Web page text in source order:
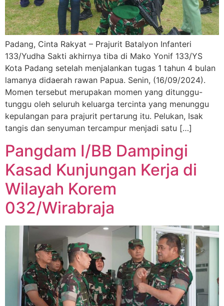
Padang, Cinta Rakyat – Prajurit Batalyon Infanteri
133/Yudha Sakti akhirnya tiba di Mako Yonif 133/YS
Kota Padang setelah menjalankan tugas 1 tahun 4 bulan
lamanya didaerah rawan Papua. Senin, (16/09/2024).
Momen tersebut merupakan momen yang ditunggu-
tunggu oleh seluruh keluarga tercinta yang menunggu
kepulangan para prajurit pertarung itu. Pelukan, Isak
tangis dan senyuman tercampur menjadi satu […]
Pangdam I/BB Dampingi
Kasad Kunjungan Kerja di
Wilayah Korem
032/Wirabraja